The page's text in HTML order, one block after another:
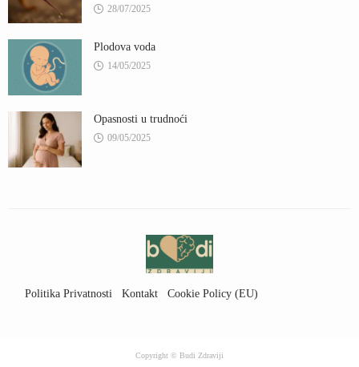
28/07/2025
Plodova voda
14/05/2025
Opasnosti u trudnoći
09/05/2025
Politika Privatnosti Kontakt Cookie Policy (EU)
Copyright © Budi Zdraviji